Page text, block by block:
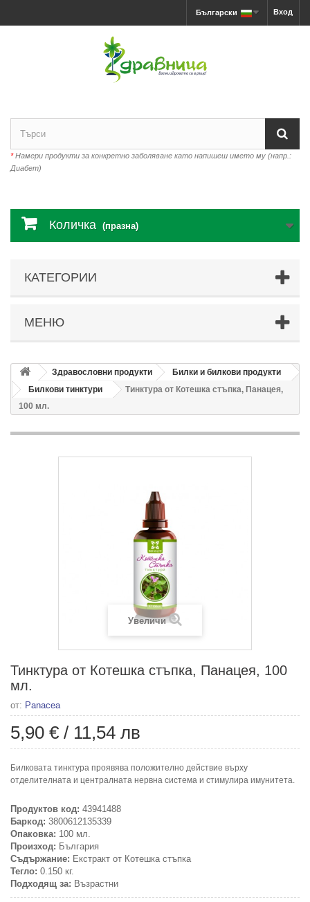
Вход
Български
*Намери продукти за конкретно заболяване като напишеш името му (напр.:
Диабет)
Количка (празна)
КАТЕГОРИИ
МЕНЮ
Здравословни продукти
Билки и билкови продукти
Билкови тинктури
Тинктура от Котешка стъпка, Панацея,
100 мл.
Увеличи
Тинктура от Котешка стъпка, Панацея, 100
мл.
от: Panacea
5,90 € / 11,54 лв
Билковата тинктура проявява положително действие върху
отделителната и централната нервна система и стимулира имунитета.
Продуктов код: 43941488
Баркод: 3800612135339
Опаковка: 100 мл.
Произход: България
Съдържание: Екстракт от Котешка стъпка
Тегло: 0.150 кг.
Подходящ за: Възрастни